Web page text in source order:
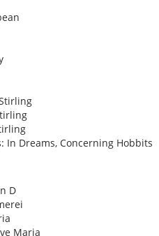
In Dreams, Concerning Hobbits
D
Maria